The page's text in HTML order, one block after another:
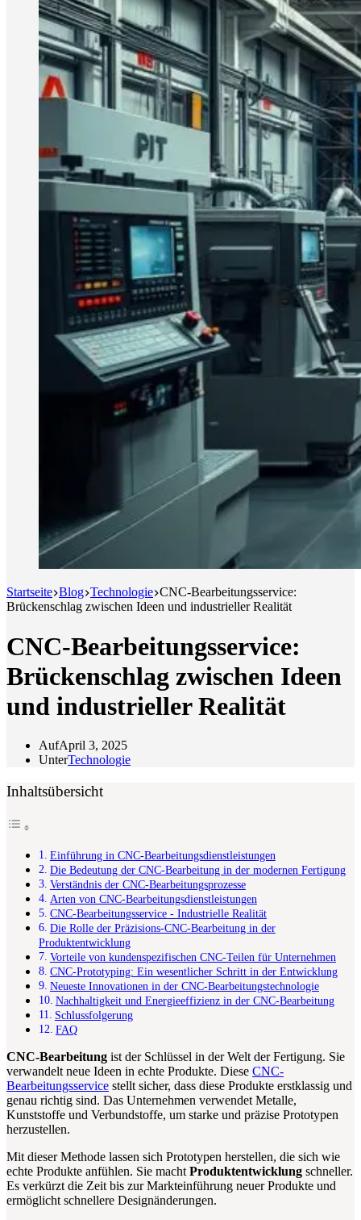
Startseite Blog Technologie CNC-Bearbeitungsservice:
Brückenschlag zwischen Ideen und industrieller Realität
CNC-Bearbeitungsservice:
Brückenschlag zwischen Ideen
und industrieller Realität
AufApril 3, 2025
UnterTechnologie
Inhaltsübersicht
Einführung in CNC-Bearbeitungsdienstleistungen
Die Bedeutung der CNC-Bearbeitung in der modernen Fertigung
Verständnis der CNC-Bearbeitungsprozesse
Arten von CNC-Bearbeitungsdienstleistungen
CNC-Bearbeitungsservice - Industrielle Realität
Die Rolle der Präzisions-CNC-Bearbeitung in der
Produktentwicklung
Vorteile von kundenspezifischen CNC-Teilen für Unternehmen
CNC-Prototyping: Ein wesentlicher Schritt in der Entwicklung
Neueste Innovationen in der CNC-Bearbeitungstechnologie
Nachhaltigkeit und Energieeffizienz in der CNC-Bearbeitung
Schlussfolgerung
FAQ
CNC-Bearbeitung ist der Schlüssel in der Welt der Fertigung. Sie
verwandelt neue Ideen in echte Produkte. Diese CNC-
Bearbeitungsservice stellt sicher, dass diese Produkte erstklassig und
genau richtig sind. Das Unternehmen verwendet Metalle,
Kunststoffe und Verbundstoffe, um starke und präzise Prototypen
herzustellen.
Mit dieser Methode lassen sich Prototypen herstellen, die sich wie
echte Produkte anfühlen. Sie machtProduktentwicklung schneller.
Es verkürzt die Zeit bis zur Markteinführung neuer Produkte und
ermöglicht schnellere Designänderungen.